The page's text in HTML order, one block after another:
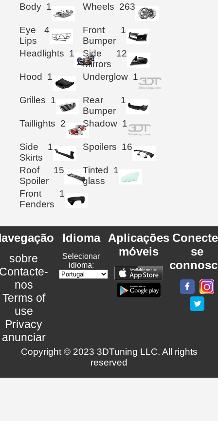
Body 1 Wheels 263
Eye
Lips
4
Front
Bumper
1
Headlights 1
Side
Mirrors
12
Hood 1 Underglow 1
Grilles 1
Rear
Bumper
1
Taillights 2 Shadow 1
Side
Skirts
1 Spoilers 16
Roof
Spoiler
15
Tinted
glass
1
Front
Fenders
1
sobre
nos
Terms of
use
Privacy
anunciar
Idioma
Selecionar
idioma:
Aplicações
móveis
se
Copyright © 2023 3DTuning LLC. All rights
reserved